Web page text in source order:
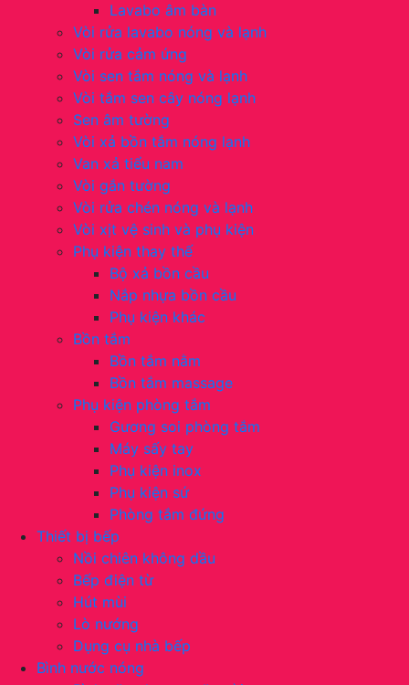
Lavabo âm bàn
Vòi rửa lavabo nóng và lạnh
Vòi rửa cảm ứng
Vòi sen tắm nóng và lạnh
Vòi tắm sen cây nóng lạnh
Sen âm tường
Vòi xả bồn tắm nóng lạnh
Van xả tiểu nam
Vòi gắn tường
Vòi rửa chén nóng và lạnh
Vòi xịt vệ sinh và phụ kiện
Phụ kiện thay thế
Bộ xả bồn cầu
Nắp nhựa bồn cầu
Phụ kiện khác
Bồn tắm
Bồn tắm nằm
Bồn tắm massage
Phụ kiện phòng tắm
Gương soi phòng tắm
Máy sấy tay
Phụ kiện inox
Phụ kiện sứ
Phòng tắm đứng
Thiết bị bếp
Nồi chiên không dầu
Bếp điện từ
Hút mùi
Lò nướng
Dụng cụ nhà bếp
Bình nước nóng